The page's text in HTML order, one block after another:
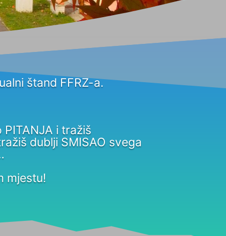
štand FFRZ-a.
i tražiš
dublji SMISAO svega
mjestu!